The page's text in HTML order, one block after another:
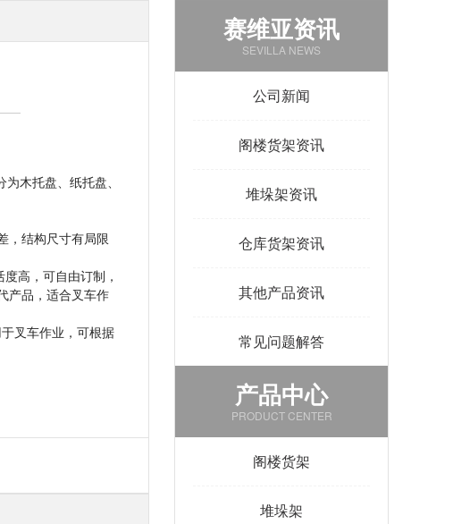
木托盘、纸托盘、
，结构尺寸有局限
高，可自由订制，
产品，适合叉车作
叉车作业，可根据
赛维亚资讯
SEVILLA NEWS
公司新闻
阁楼货架资讯
堆垛架资讯
仓库货架资讯
其他产品资讯
常见问题解答
产品中心
PRODUCT CENTER
阁楼货架
堆垛架